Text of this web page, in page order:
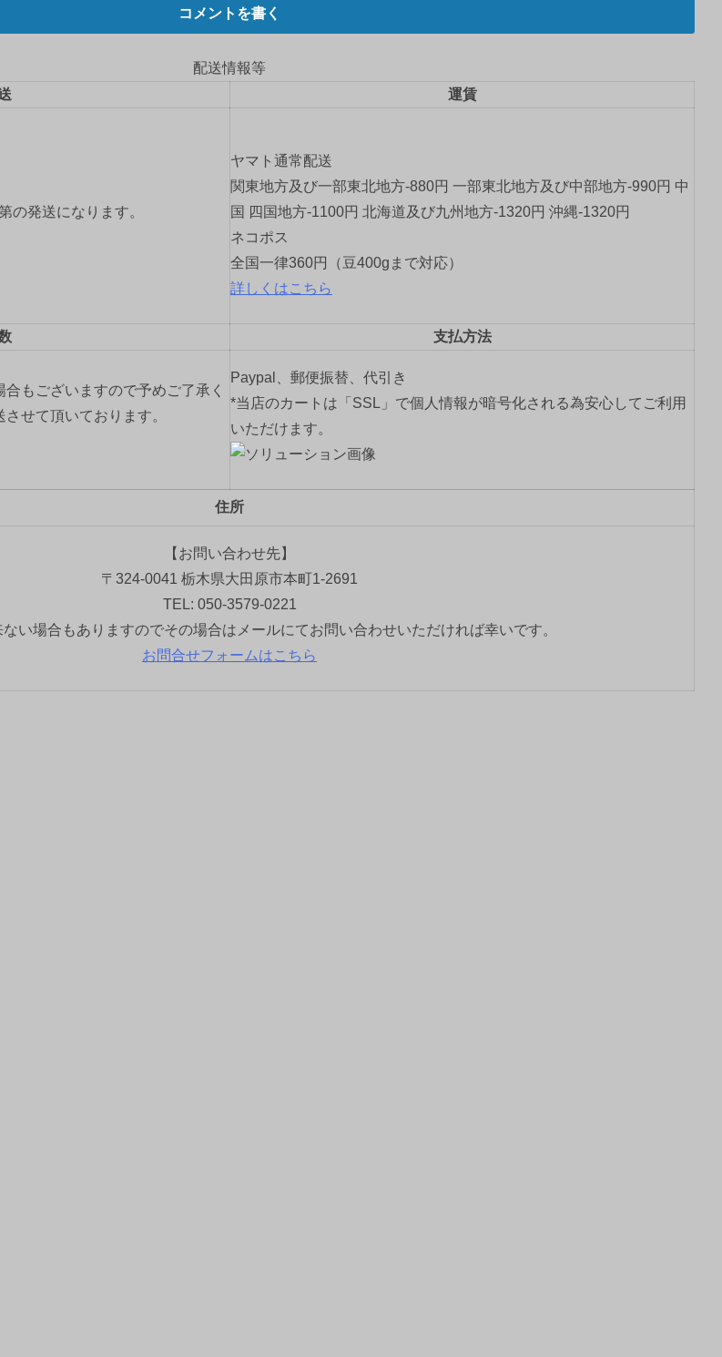
コメントを書く
配送情報等
運賃
の発送になります。
ヤマト通常配送
関東地方及び一部東北地方-880円 一部東北地方及び中部地方-990円 中
国 四国地方-1100円 北海道及び九州地方-1320円 沖縄-1320円
ネコポス
全国一律360円（豆400gまで対応）
詳しくはこちら
支払方法
もございますので予めご了承く
せて頂いております。
Paypal、郵便振替、代引き
*当店のカートは「SSL」で個人情報が暗号化される為安心してご利用
いただけます。
住所
【お問い合わせ先】
〒324-0041 栃木県大田原市本町1-2691
TEL: 050-3579-0221
い場合もありますのでその場合はメールにてお問い合わせいただければ幸いです。
お問合せフォームはこちら